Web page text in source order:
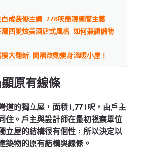
白成裝修主調 278呎盡現極簡主義
灣西愛炫美酒店式風格 如何兼顧儲物
樓大翻新 間隔改動變身溫暖小屋！
原有線條
道的獨立屋，面積1,771呎，由戶主
住。戶主與設計師在最初視察單位
立屋的結構很有個性，所以決定以
築物的原有結構與線條。